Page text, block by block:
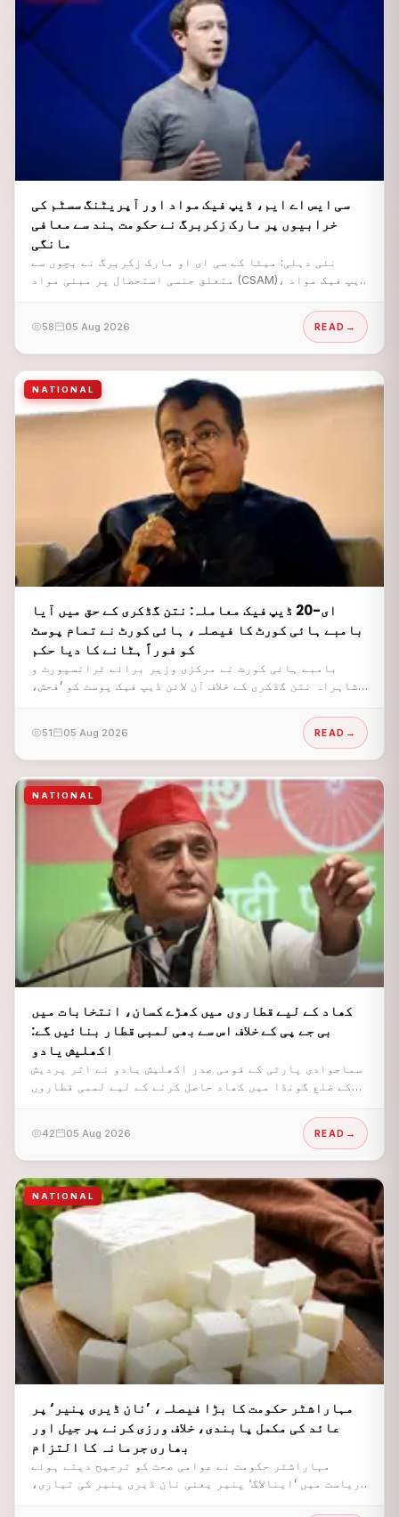
سی ایس اے ایم، ڈیپ فیک مواد اور آپریٹنگ سسٹم کی
خرابیوں پر مارک زکربرگ نے حکومت ہند سے معافی
مانگی
نئی دہلی: میٹا کے سی ای او مارک زکربرگ نے بچوں سے
متعلق جنسی استحصال پر مبنی مواد (CSAM)، ڈیپ فیک مواد
58 05 Aug 2026 READ
NATIONAL
ای-20 ڈیپ فیک معاملہ: نتن گڈکری کے حق میں آیا
بامبے ہائی کورٹ کا فیصلہ، ہائی کورٹ نے تمام پوسٹ
کو فوراً ہٹانے کا دیا حکم
بامبے ہائی کورٹ نے مرکزی وزیر برائے ٹرانسپورٹ و
شاہراہ نتن گڈکری کے خلاف آن لائن ڈیپ فیک پوسٹ کو ’فحش،
51 05 Aug 2026 READ
NATIONAL
کھاد کے لیے قطاروں میں کھڑے کسان، انتخابات میں
بی جے پی کے خلاف اس سے بھی لمبی قطار بنائیں گے:
اکھلیش یادو
سماجوادی پارٹی کے قومی صدر اکھلیش یادو نے اتر پردیش
کے ضلع گونڈا میں کھاد حاصل کرنے کے لیے لمبی قطاروں
جنتا پارٹی (بی جے پی) کی حکومت پر سخت تنقید کی ہے۔
42 05 Aug 2026 READ
NATIONAL
مہاراشٹر حکومت کا بڑا فیصلہ، ’نان ڈیری پنیر‘ پر
عائد کی مکمل پابندی، خلاف ورزی کرنے پر جیل اور
بھاری جرمانہ کا التزام
مہاراشٹر حکومت نے عوامی صحت کو ترجیح دیتے ہوئے
ریاست میں ’اینالاگ‘ پنیر یعنی نان ڈیری پنیر کی تیاری،